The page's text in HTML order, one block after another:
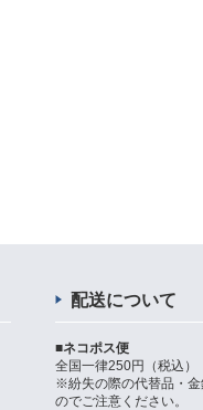
配送について
■ネコポス便
全国一律250円（税込）
※紛失の際の代替品・
のでご注意ください。